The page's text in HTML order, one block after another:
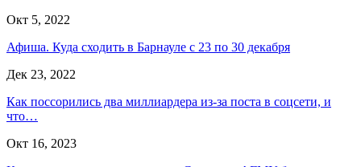
Окт 5, 2022
Афиша. Куда сходить в Барнауле с 23 по 30 декабря
Дек 23, 2022
Как поссорились два миллиардера из-за поста в соцсети, и
что…
Окт 16, 2023